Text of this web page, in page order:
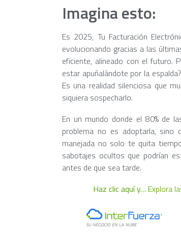
Imagina esto:
Es 2025, Tu Facturación
evolucionando gracias a las
eficiente, alineado con el futuro.
estar apuñalándote por la
Es una realidad silenciosa que
siquiera sospecharlo.
En un mundo donde el 80% de
problema no es adoptarla, sino
manejada no solo te quita
sabotajes ocultos que podrían
antes de que sea tarde.
Haz clic aquí y… Explora